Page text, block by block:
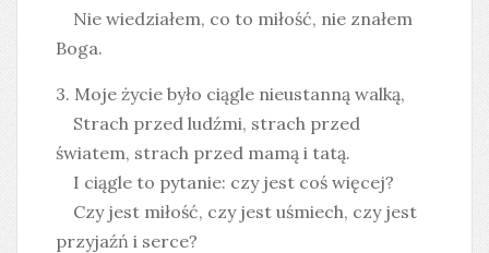
Nie wiedziałem, co to miłość, nie znałem
Boga.
3. Moje życie było ciągle nieustanną walką,
Strach przed ludźmi, strach przed
światem, strach przed mamą i tatą.
I ciągle to pytanie: czy jest coś więcej?
Czy jest miłość, czy jest uśmiech, czy jest
przyjaźń i serce?